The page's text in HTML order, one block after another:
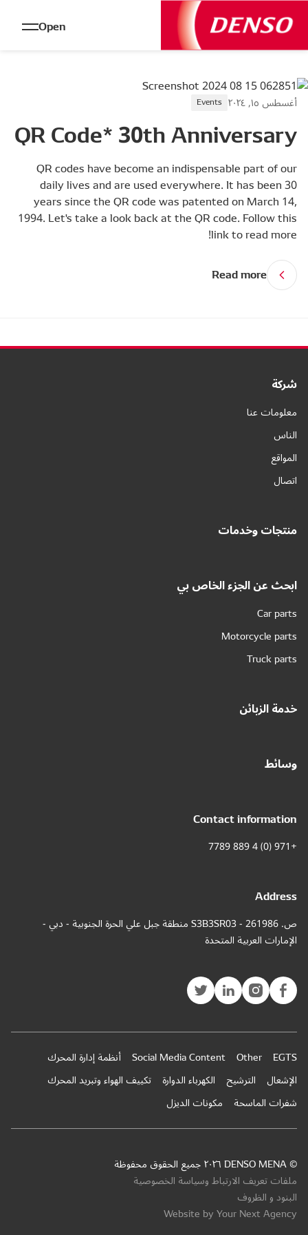
Open
أغسطس ١٥, ٢٠٢٤ Events
QR Code* 30th Anniversary
QR codes have become an indispensable part of our
daily lives and are used everywhere. It has been 30
years since the QR code was patented on March 14,
1994. Let's take a look back at the QR code. Follow this
link to read more!
Read more
شركة
معلومات عنا
الناس
المواقع
اتصال
منتجات وخدمات
ابحث عن الجزء الخاص بي
Car parts
Motorcycle parts
Truck parts
خدمة الزبائن
وسائط
Contact information
+971 (0) 4 889 7789
Address
ص. 261986 - S3B3SR03 منطقة جبل علي الحرة الجنوبية - دبي -
الإمارات العربية المتحدة
EGTS
Other
Social Media Content أنظمة إدارة المحرك
الإشعال
الترشيح الكهرباء الدوارة تكييف الهواء وتبريد المحرك
شفرات الماسحة
مكونات الديزل
© DENSO MENA ٢٠٢٦ جميع الحقوق محفوظة
ملفات تعريف الارتباط وسياسة الخصوصية
البنود و الظروف
Website by Your Next Agency